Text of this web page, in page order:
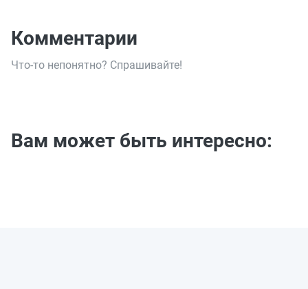
Комментарии
Что-то непонятно? Спрашивайте!
Вам может быть интересно: